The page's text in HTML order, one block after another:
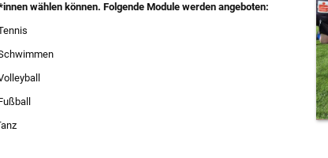
wählen können. Folgende Module werden angeboten: